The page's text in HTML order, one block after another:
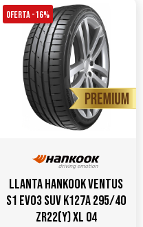
OFERTA -16%
Llanta Hankook Ventus
S1 Evo3 SUV K127A 295/40
ZR22(Y) XL 04